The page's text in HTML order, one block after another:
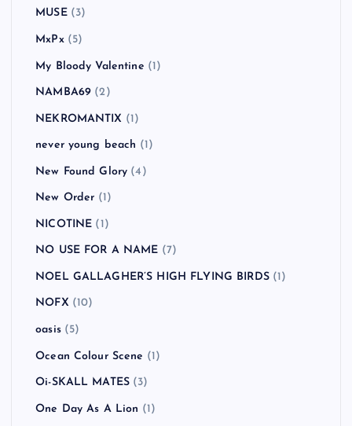
MUSE(3)
MxPx(5)
My Bloody Valentine (1)
NAMBA69 (2)
NEKROMANTIX (1)
never young beach (1)
New Found Glory (4)
New Order (1)
NICOTINE (1)
NO USE FOR A NAME (7)
NOEL GALLAGHER’S HIGH FLYING BIRDS(1)
NOFX (10)
oasis(5)
Ocean Colour Scene (1)
Oi-SKALL MATES (3)
One Day As A Lion (1)